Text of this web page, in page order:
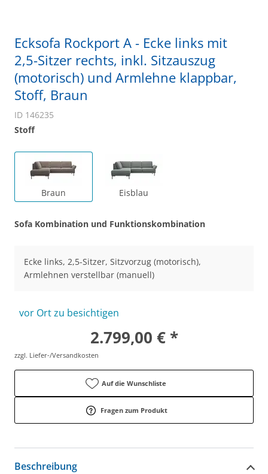
Ecksofa Rockport A - Ecke links mit
2,5-Sitzer rechts, inkl. Sitzauszug
(motorisch) und Armlehne klappbar,
Stoff, Braun
ID 146235
Stoff
Braun Eisblau
Sofa Kombination und Funktionskombination
Ecke links, 2,5-Sitzer, Sitzvorzug (motorisch),
Armlehnen verstellbar (manuell)
vor Ort zu besichtigen
2.799,00 € *
zzgl. Liefer-/Versandkosten
Auf die Wunschliste
Fragen zum Produkt
Beschreibung